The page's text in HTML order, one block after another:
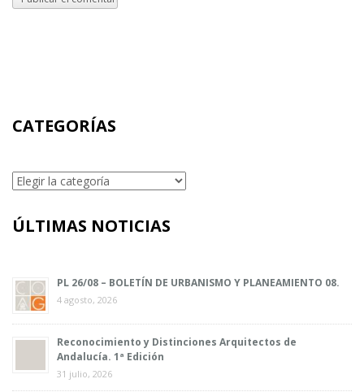
CATEGORÍAS
Categorías
ÚLTIMAS NOTICIAS
PL 26/08 – BOLETÍN DE URBANISMO Y PLANEAMIENTO 08.
4 agosto, 2026
Reconocimiento y Distinciones Arquitectos de
Andalucía. 1ª Edición
31 julio, 2026